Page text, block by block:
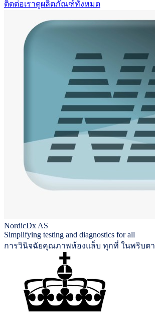
ติดต่อเราดูผลิตภัณฑ์ทั้งหมด
NordicDx AS
Simplifying testing and diagnostics for all
การวินิจฉัยคุณภาพห้องแล็บ ทุกที่ ในพริบตา